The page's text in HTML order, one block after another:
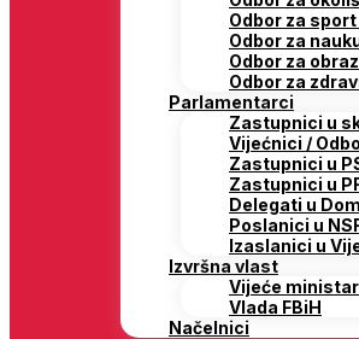
Odbor za
Odbor za
Odbor za
Odbor za
Parlamentarci
Zastupnici u
Vijećnici /
Zastupnici u
Zastupnici u
Delegati u
Poslanici u
Izaslanici u
Izvršna vlast
Vijeće
Vlada FBiH
Načelnici